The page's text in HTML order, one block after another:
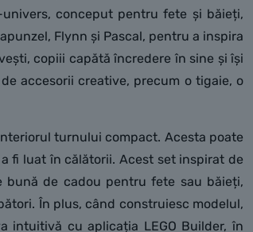
conceput pentru fete și băieți,
Flynn și Pascal, pentru a inspira
copiii capătă încredere în sine și își
accesorii creative, precum o tigaie, o
turnului compact. Acesta poate
fi luat în călătorii. Acest set inspirat de
bună de cadou pentru fete sau băieți,
În plus, când construiesc modelul,
intuitivă cu aplicația LEGO Builder, în